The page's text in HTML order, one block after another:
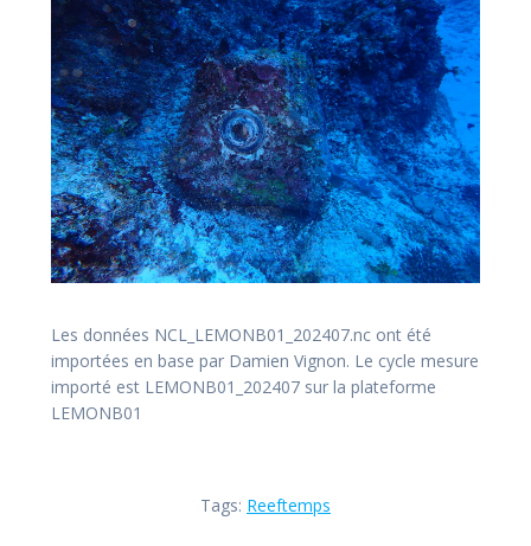
Les données NCL_LEMONB01_202407.nc ont été
importées en base par Damien Vignon. Le cycle mesure
importé est LEMONB01_202407 sur la plateforme
LEMONB01
Tags: Reeftemps